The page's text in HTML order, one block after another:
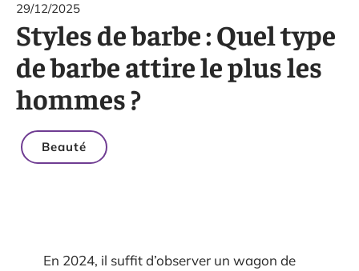
29/12/2025
Styles de barbe : Quel type
de barbe attire le plus les
hommes ?
Beauté
En 2024, il suffit d’observer un wagon de